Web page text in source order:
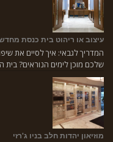
עיצוב או ריהוט בית כנסת
המדריך לגבאי: איך לסיים את
שלכם מוכן לימים הנוראים? בית
מוזיאון יהדות חלב בניו ג'רזי